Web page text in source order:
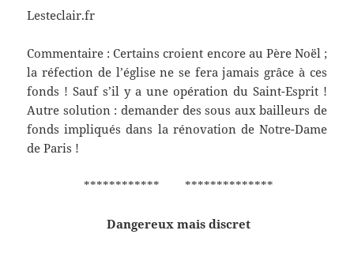
Lesteclair.fr
Commentaire : Certains croient encore au Père Noël ;
la réfection de l’église ne se fera jamais grâce à ces
fonds ! Sauf s’il y a une opération du Saint-Esprit !
Autre solution : demander des sous aux bailleurs de
fonds impliqués dans la rénovation de Notre-Dame
de Paris !
************ **************
Dangereux mais discret